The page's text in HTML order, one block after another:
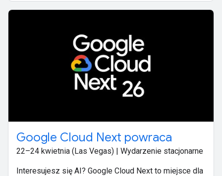
Google Cloud Next powraca
22–24 kwietnia (Las Vegas) | Wydarzenie stacjonarne
Interesujesz się AI? Google Cloud Next to miejsce dla